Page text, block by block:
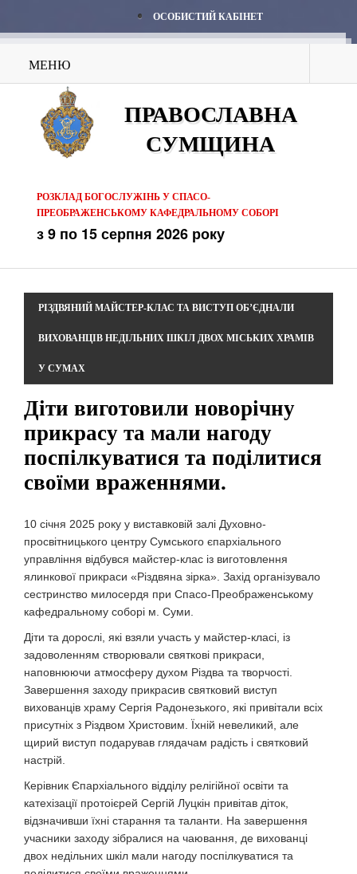
ОСОБИСТИЙ КАБІНЕТ
МЕНЮ
ПРАВОСЛАВНА
СУМЩИНА
РОЗКЛАД БОГОСЛУЖІНЬ У СПАСО-
ПРЕОБРАЖЕНСЬКОМУ КАФЕДРАЛЬНОМУ СОБОРІ
з 9 по 15 серпня 2026 року
РІЗДВЯНИЙ МАЙСТЕР-КЛАС ТА ВИСТУП ОБ’ЄДНАЛИ
ВИХОВАНЦІВ НЕДІЛЬНИХ ШКІЛ ДВОХ МІСЬКИХ ХРАМІВ
У СУМАХ
Діти виготовили новорічну
прикрасу та мали нагоду
поспілкуватися та поділитися
своїми враженнями.
10 січня 2025 року у виставковій залі Духовно-
просвітницького центру Сумського єпархіального
управління відбувся майстер-клас із виготовлення
ялинкової прикраси «Різдвяна зірка». Захід організувало
сестринство милосердя при Спасо-Преображенському
кафедральному соборі м. Суми.
Діти та дорослі, які взяли участь у майстер-класі, із
задоволенням створювали святкові прикраси,
наповнюючи атмосферу духом Різдва та творчості.
Завершення заходу прикрасив святковий виступ
вихованців храму Сергія Радонезького, які привітали всіх
присутніх з Різдвом Христовим. Їхній невеликий, але
щирий виступ подарував глядачам радість і святковий
настрій.
Керівник Єпархіального відділу релігійної освіти та
катехізації протоієрей Сергій Луцкін привітав діток,
відзначивши їхні старання та таланти. На завершення
учасники заходу зібралися на чаювання, де вихованці
двох недільних шкіл мали нагоду поспілкуватися та